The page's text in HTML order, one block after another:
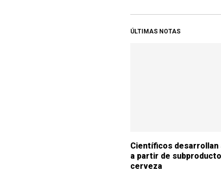
ÚLTIMAS NOTAS
Científicos desarrollan
a partir de
cerveza